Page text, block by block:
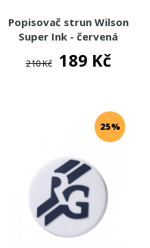
Popisovač strun Wilson
Super Ink - červená
210 Kč 189 Kč
25%